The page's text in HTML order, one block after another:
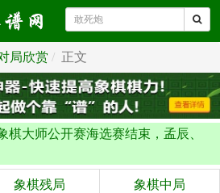
局欣赏 正文
棋大师公开赛海选赛结束，孟辰、
象棋残局 象棋中局